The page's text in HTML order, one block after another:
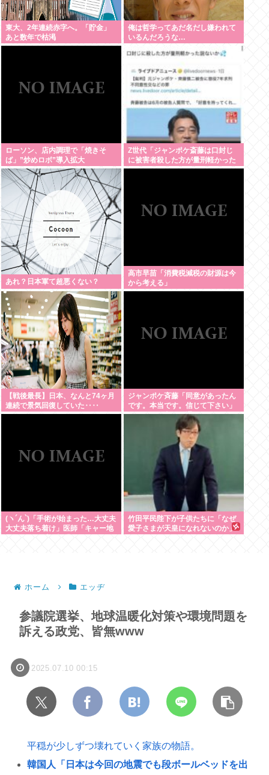
東大、2年連続赤字へ。「貯金」
あと数年で枯渇
俺は哲学ってあだ名だし嫌われて
いるんだろうな…
ローソン、店内調理で「焼きそ
ば」”炒めロボ”導入拡大
Z世代「ジャンポケ斎藤は口封じ
に被害者殺した方が量刑軽かった
だろ 」←1万いいね❤️
あれ？日本軍て超悪くない？
高市早苗「消費税減税の財源は今
から考える」
【戦後最長】日本、なんと74ヶ月
連続で景気回復していた‥‥
ジャンポケ斉藤「同意があったん
です。本当です。信じて下さい」
←何でこの主張が通らないの？
(ヽ´ん`)「手術が始まった…大丈夫
大丈夫落ち着け」医師「キャー地
竹田平民陛下が子供たちに「なぜ
愛子さまが天皇になれないのか」
ホーム エッヂ
参議院選挙、地球温暖化対策や環境問題を
訴える政党、皆無www
2025.07.10 00:15
平穏が少しずつ壊れていく家族の物語。
韓国人「日本は今回の地震でも段ボールベッドを出